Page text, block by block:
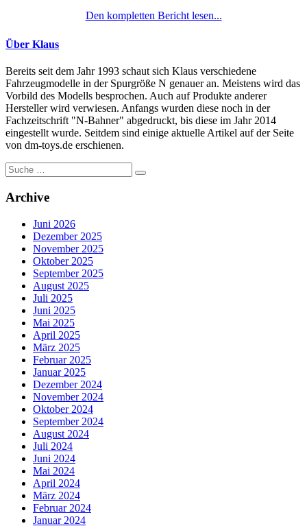
Den kompletten Bericht lesen...
Über Klaus
Bereits seit dem Jahr 1993 schaut sich Klaus verschiedene
Fahrzeugmodelle in der Spurgröße N genauer an. Meistens wird das
Vorbild des Modells besprochen. Auch auf Produkte anderer
Hersteller wird verwiesen. Anfangs wurden diese noch in der
Fachzeitschrift "N-Bahner" abgedruckt, bis diese im Jahr 2014
eingestellt wurde. Seitdem sind einige aktuelle Artikel auf der Seite
von dm-toys.de erschienen.
Suche
nach:
Archive
Juni 2026
Dezember 2025
November 2025
Oktober 2025
September 2025
August 2025
Juli 2025
Juni 2025
Mai 2025
April 2025
März 2025
Februar 2025
Januar 2025
Dezember 2024
November 2024
Oktober 2024
September 2024
August 2024
Juli 2024
Juni 2024
Mai 2024
April 2024
März 2024
Februar 2024
Januar 2024